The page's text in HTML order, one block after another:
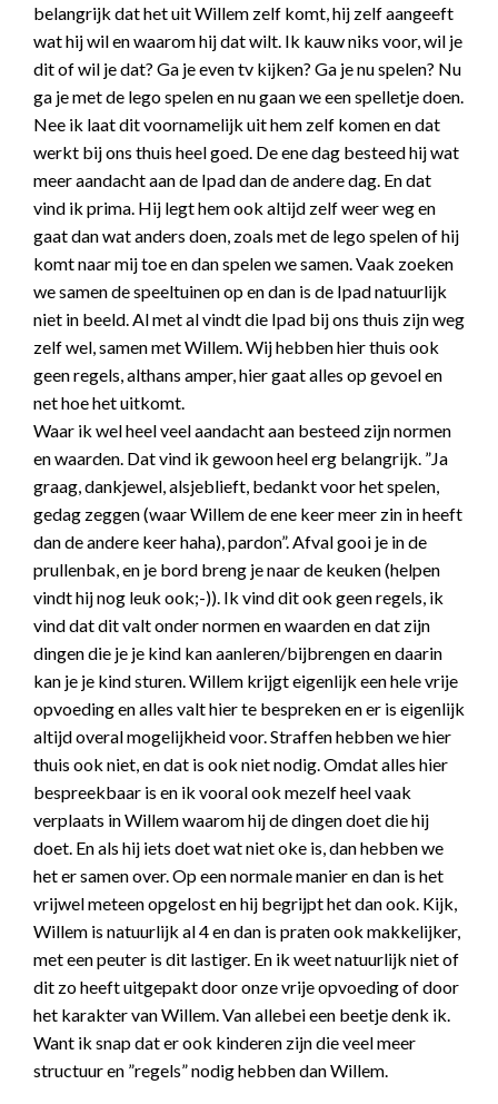
belangrijk dat het uit Willem zelf komt, hij zelf aangeeft
wat hij wil en waarom hij dat wilt. Ik kauw niks voor, wil je
dit of wil je dat? Ga je even tv kijken? Ga je nu spelen? Nu
ga je met de lego spelen en nu gaan we een spelletje doen.
Nee ik laat dit voornamelijk uit hem zelf komen en dat
werkt bij ons thuis heel goed. De ene dag besteed hij wat
meer aandacht aan de Ipad dan de andere dag. En dat
vind ik prima. Hij legt hem ook altijd zelf weer weg en
gaat dan wat anders doen, zoals met de lego spelen of hij
komt naar mij toe en dan spelen we samen. Vaak zoeken
we samen de speeltuinen op en dan is de Ipad natuurlijk
niet in beeld. Al met al vindt die Ipad bij ons thuis zijn weg
zelf wel, samen met Willem. Wij hebben hier thuis ook
geen regels, althans amper, hier gaat alles op gevoel en
net hoe het uitkomt.
Waar ik wel heel veel aandacht aan besteed zijn normen
en waarden. Dat vind ik gewoon heel erg belangrijk. ”Ja
graag, dankjewel, alsjeblieft, bedankt voor het spelen,
gedag zeggen (waar Willem de ene keer meer zin in heeft
dan de andere keer haha), pardon”. Afval gooi je in de
prullenbak, en je bord breng je naar de keuken (helpen
vindt hij nog leuk ook;-)). Ik vind dit ook geen regels, ik
vind dat dit valt onder normen en waarden en dat zijn
dingen die je je kind kan aanleren/bijbrengen en daarin
kan je je kind sturen. Willem krijgt eigenlijk een hele vrije
opvoeding en alles valt hier te bespreken en er is eigenlijk
altijd overal mogelijkheid voor. Straffen hebben we hier
thuis ook niet, en dat is ook niet nodig. Omdat alles hier
bespreekbaar is en ik vooral ook mezelf heel vaak
verplaats in Willem waarom hij de dingen doet die hij
doet. En als hij iets doet wat niet oke is, dan hebben we
het er samen over. Op een normale manier en dan is het
vrijwel meteen opgelost en hij begrijpt het dan ook. Kijk,
Willem is natuurlijk al 4 en dan is praten ook makkelijker,
met een peuter is dit lastiger. En ik weet natuurlijk niet of
dit zo heeft uitgepakt door onze vrije opvoeding of door
het karakter van Willem. Van allebei een beetje denk ik.
Want ik snap dat er ook kinderen zijn die veel meer
structuur en ”regels” nodig hebben dan Willem.